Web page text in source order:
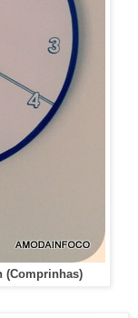
(Comprinhas)